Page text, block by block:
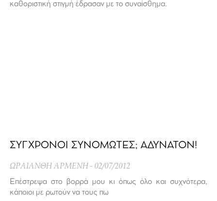
καθοριστική στιγμή έδρασαν με το συναίσθημα.
ΣΥΓΧΡΟΝΟΙ ΣΥΝΟΜΩΤΕΣ; ΑΔΥΝΑΤΟΝ!
ΩΡΑΙΑΝΘΗ ΑΡΜΕΝΗ 02/07/2012
Επέστρεψα στο βορρά μου κι όπως όλο και συχνότερα,
κάποιοι με ρωτούν να τους πω